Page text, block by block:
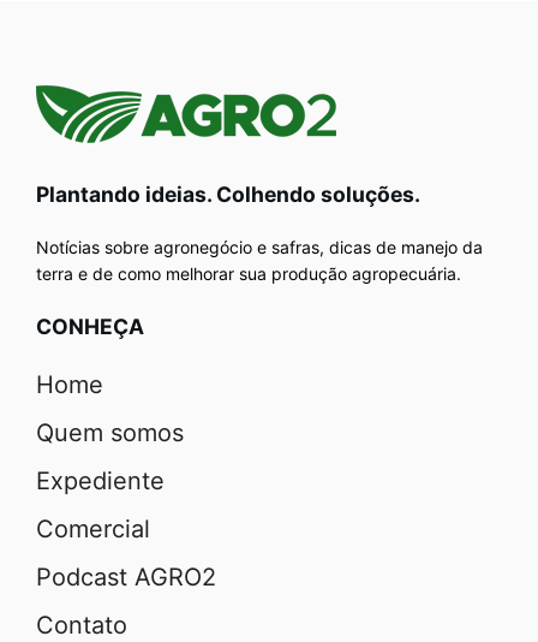
Plantando ideias. Colhendo soluções.
Notícias sobre agronegócio e safras, dicas de manejo da
terra e de como melhorar sua produção agropecuária.
CONHEÇA
Home
Quem somos
Expediente
Comercial
Podcast AGRO2
Contato